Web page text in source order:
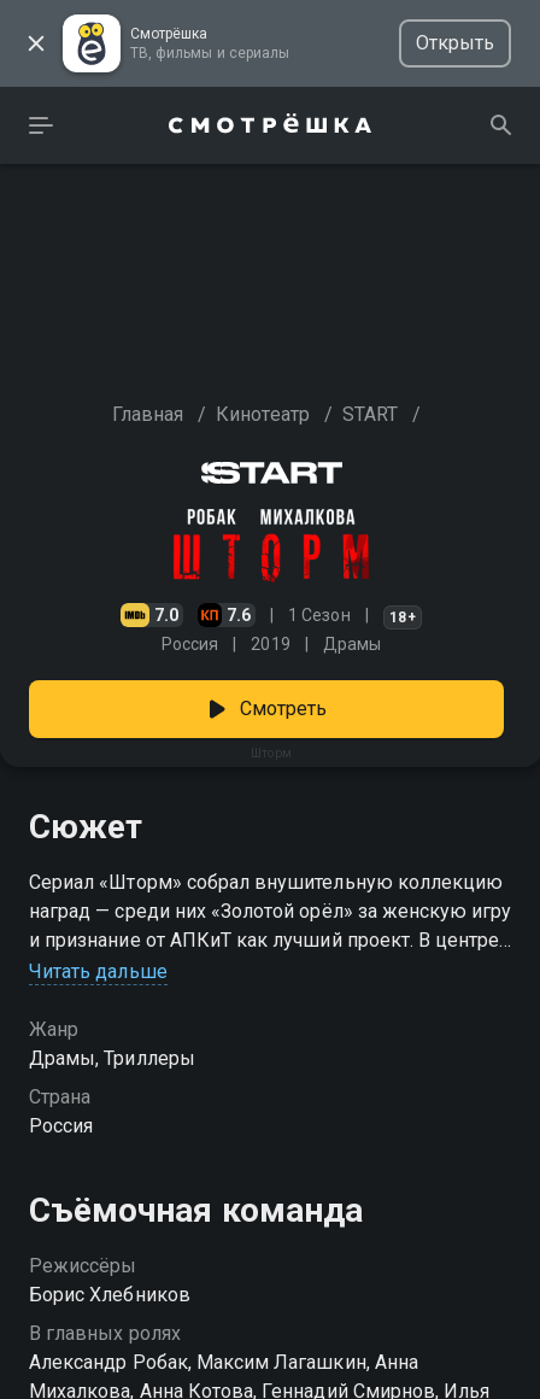
Смотрёшка
ТВ, фильмы и сериалы
Открыть
Главная / Кинотеатр / START /
7.0 7.6 1 Сезон 18+
Россия 2019 Драмы
Шторм
Смотреть
Сюжет
Сериал «Шторм» собрал внушительную коллекцию
наград — среди них «Золотой орёл» за женскую игру
и признание от АПКиТ как лучший проект. В центре
— Градов, сотрудник отдела по борьбе с
переступает любую черту. Он идёт на подкуп,
давление, даже на кровь. Благодаря холодному
расчёту у него всё выходит чисто. Но распутать это
способен лишь один человек — Осокин из
Читать дальше
Жанр
Драмы, Триллеры
Страна
Россия
Съёмочная команда
Режиссёры
Борис Хлебников
В главных ролях
Александр Робак, Максим Лагашкин, Анна
Михалкова, Анна Котова, Геннадий Смирнов, Илья